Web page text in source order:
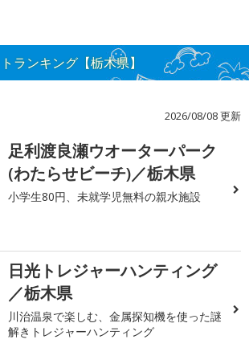
ランキング【栃木県】
2026/08/08 更新
足利渡良瀬ウオーターパーク
(わたらせビーチ)／栃木県
小学生80円、未就学児無料の親水施設
日光トレジャーハンティング
／栃木県
川治温泉で楽しむ、金属探知機を使った謎
解きトレジャーハンティング